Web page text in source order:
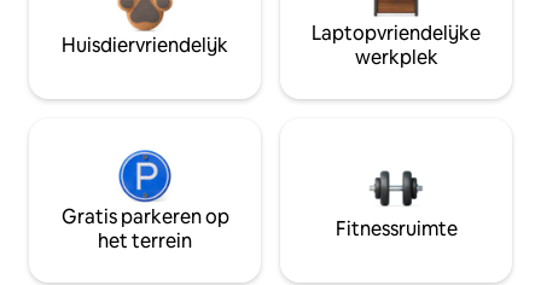
Huisdiervriendelijk
Laptopvriendelijke
werkplek
Gratis parkeren op
het terrein
Fitnessruimte